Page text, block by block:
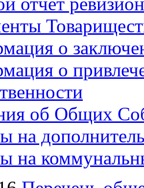
о
о
об Общих
на
на